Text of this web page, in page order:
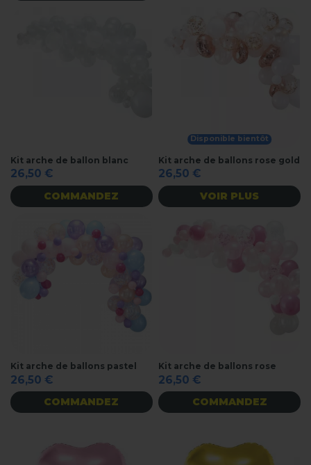
Kit arche de ballon blanc
26,50 €
COMMANDEZ
Disponible bientôt
Kit arche de ballons rose gold
26,50 €
VOIR PLUS
Kit arche de ballons pastel
26,50 €
COMMANDEZ
Kit arche de ballons rose
26,50 €
COMMANDEZ